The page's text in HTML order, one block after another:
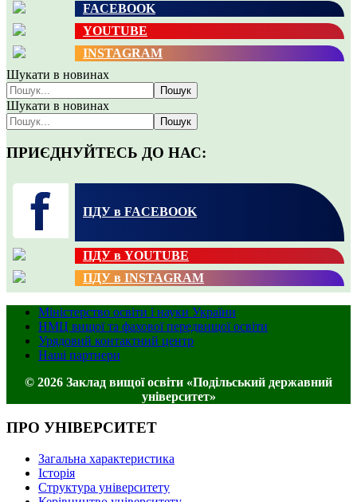
FACEBOOK
YOUTUBE
INSTAGRAM
Шукати в новинах
Пошук
Шукати в новинах
Пошук
ПРИЄДНУЙТЕСЬ ДО НАС:
ПДУ в FACEBOOK
ПДУ в YOUTUBE
ПДУ в INSTAGRAM
Міністерство освіти і науки України
НМЦ вищої та фахової передвищої освіти
Урядовий контактний центр
Наші партнери
© 2026 Заклад вищої освіти «Подільський державний
університет»
ПРО УНІВЕРСИТЕТ
Загальна характеристика
Історія
Структура університету